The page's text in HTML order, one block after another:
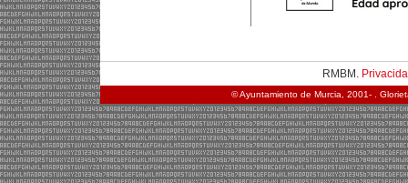
RMBM.
© Ayuntamiento de Murcia, 2001- .